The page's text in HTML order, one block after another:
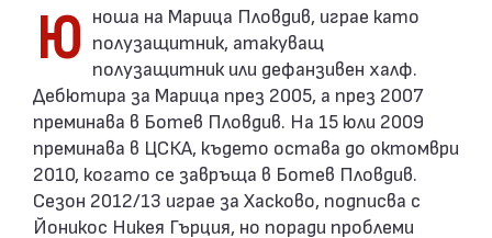
Юноша на Марица Пловдив, играе като полузащитник, атакуващ
полузащитник или дефанзивен халф.
Дебютира за Марица през 2005, а през 2007
преминава в Ботев Пловдив. На 15 юли 2009
преминава в ЦСКА, където остава до октомври
2010, когато се завръща в Ботев Пловдив.
Сезон 2012/13 играе за Хасково, подписва с
Йоникос Никея Гърция, но поради проблеми